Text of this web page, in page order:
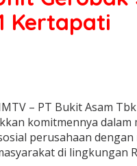
Kertapati
– PT Bukit Asam
komitmennya
perusahaan
di lingkungan